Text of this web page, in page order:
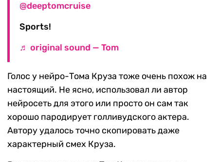
@deeptomcruise
Sports!
♬ original sound — Tom
Голос у нейро-Тома Круза тоже очень похож на
настоящий. Не ясно, использовал ли автор
нейросеть для этого или просто он сам так
хорошо пародирует голливудского актера.
Автору удалось точно скопировать даже
характерный смех Круза.